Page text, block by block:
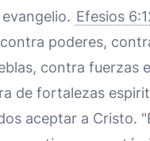
Efesios
poderes,
contra fuerzas
de fortalezas
aceptar a Cristo.